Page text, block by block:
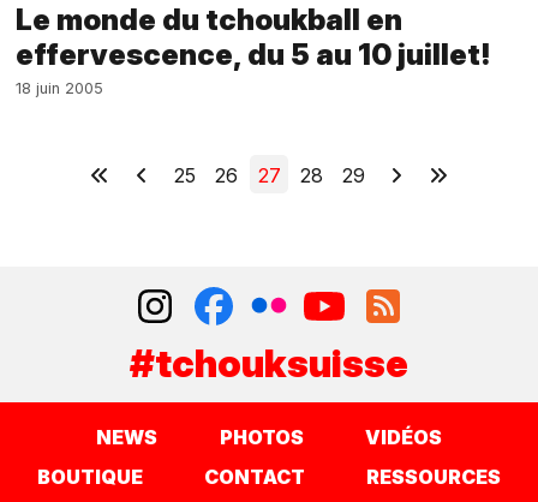
Le monde du tchoukball en
effervescence, du 5 au 10 juillet!
18 juin 2005
25 26 27 28 29
#tchouksuisse
NEWS PHOTOS
VIDÉOS
BOUTIQUE
CONTACT
RESSOURCES